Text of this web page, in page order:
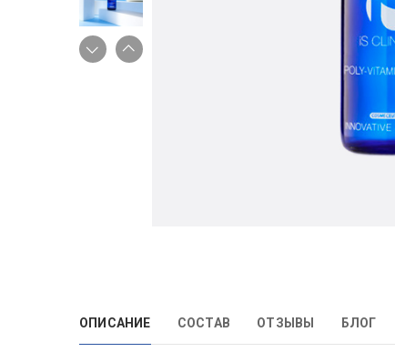
ОПИСАНИЕ СОСТАВ ОТЗЫВЫ БЛОГ